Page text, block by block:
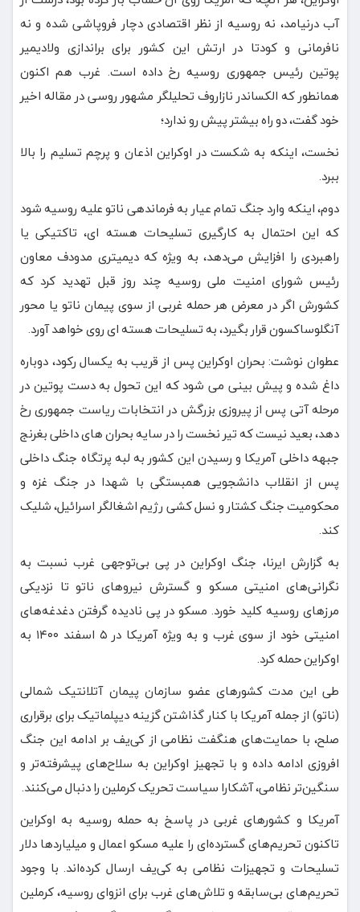
آب درنیامد، نه روسیه از نظر اقتصادی دچار فروپاشی شده و نه
نافرمانی و کودتا در ارتش این کشور برای براندازی ولادیمیر
پوتین رئیس جمهوری روسیه رخ داده است. غرب هم اکنون
همانطور که الکساندر نازاروف تحلیلگر مشهور روسی در مقاله اخیر
خود گفت، دو راه بیشتر پیش رو ندارد؛
نخست، اینکه به شکست در اوکراین اذعان و پرچم تسلیم را بالا
ببرد.
دوم، اینکه وارد جنگ تمام عیار به فرماندهی ناتو علیه روسیه شود
که این احتمال به کارگیری تسلیحات هسته ای، تاکتیکی یا
راهبردی را افزایش می‌دهد، به ویژه که دیمیتری مدودف معاون
رئیس شورای امنیت ملی روسیه چند روز قبل تهدید کرد که
کشورش اگر در معرض هر حمله غربی از سوی پیمان ناتو یا محور
آنگلوساکسون قرار بگیرد، به تسلیحات هسته ای روی خواهد آورد.
عطوان نوشت: بحران اوکراین پس از قریب به یکسال رکود، دوباره
داغ شده و پیش بینی می شود که این تحول به دست پوتین در
مرحله آتی پس از پیروزی بزرگش در انتخابات ریاست جمهوری رخ
دهد، بعید نیست که تیر نخست را در سایه بحران های داخلی بغرنج
جبهه داخلی آمریکا و رسیدن این کشور به لبه پرتگاه جنگ داخلی
پس از انقلاب دانشجویی همبستگی با شهدا در جنگ غزه و
محکومیت جنگ کشتار و نسل کشی رژیم اشغالگر اسرائیل، شلیک
کند.
به گزارش ایرنا، جنگ اوکراین در پی بی‌توجهی غرب نسبت به
نگرانی‌های امنیتی مسکو و گسترش نیروهای ناتو تا نزدیکی
مرزهای روسیه کلید خورد. مسکو در پی نادیده گرفتن دغدغه‌های
امنیتی خود از سوی غرب و به ویژه آمریکا در ۵ اسفند ۱۴۰۰ به
اوکراین حمله کرد.
طی این مدت کشورهای عضو سازمان پیمان آتلانتیک شمالی
(ناتو) از جمله آمریکا با کنار گذاشتن گزینه دیپلماتیک برای برقراری
صلح، با حمایت‌های هنگفت نظامی از کی‌یف بر ادامه این جنگ
افروزی ادامه داده و با تجهیز اوکراین به سلاح‌های پیشرفته‌تر و
سنگین‌تر نظامی، آشکارا سیاست تحریک کرملین را دنبال می‌کنند.
آمریکا و کشورهای غربی در پاسخ به حمله روسیه به اوکراین
تاکنون تحریم‌های گسترده‌ای را علیه مسکو اعمال و میلیاردها دلار
تسلیحات و تجهیزات نظامی به کی‌یف ارسال کرده‌اند. با وجود
تحریم‌های بی‌سابقه و تلاش‌های غرب برای انزوای روسیه، کرملین